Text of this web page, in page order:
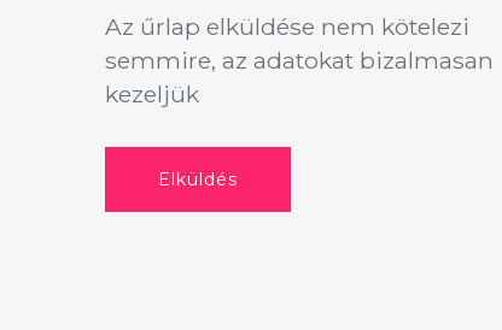
Az űrlap elküldése nem kötelezi
semmire, az adatokat bizalmasan
kezeljük
Elküldés